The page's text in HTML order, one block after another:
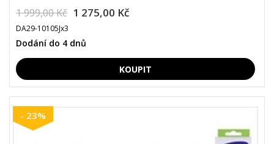
1 999,00 Kč 1 275,00 Kč
DA29-10105Jx3
Dodání do 4 dnů
- 23%